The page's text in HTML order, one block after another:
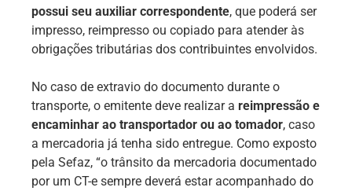
possui seu auxiliar correspondente, que poderá ser
impresso, reimpresso ou copiado para atender às
obrigações tributárias dos contribuintes envolvidos.
No caso de extravio do documento durante o
transporte, o emitente deve realizar a reimpressão e
encaminhar ao transportador ou ao tomador, caso
a mercadoria já tenha sido entregue. Como exposto
pela Sefaz, “o trânsito da mercadoria documentado
por um CT-e sempre deverá estar acompanhado do